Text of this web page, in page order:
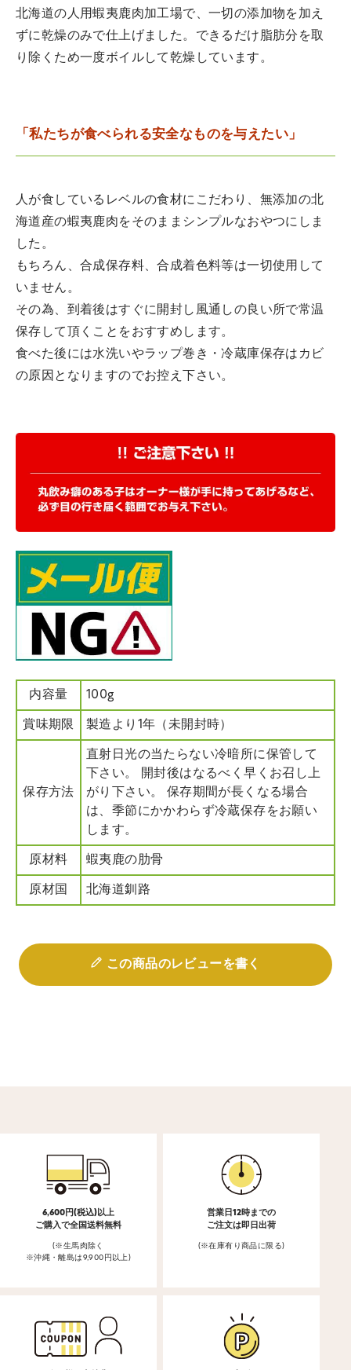
北海道の人用蝦夷鹿肉加工場で、一切の添加物を加え
ずに乾燥のみで仕上げました。できるだけ脂肪分を取
り除くため一度ボイルして乾燥しています。
「私たちが食べられる安全なものを与えたい」
人が食しているレベルの食材にこだわり、無添加の北
海道産の蝦夷鹿肉をそのままシンプルなおやつにしま
した。
もちろん、合成保存料、合成着色料等は一切使用して
いません。
その為、到着後はすぐに開封し風通しの良い所で常温
保存して頂くことをおすすめします。
食べた後には水洗いやラップ巻き・冷蔵庫保存はカビ
の原因となりますのでお控え下さい。
内容量 100g
賞味期限 製造より1年（未開封時）
保存方法
直射日光の当たらない冷暗所に保管して
下さい。 開封後はなるべく早くお召し上
がり下さい。 保存期間が長くなる場合
は、季節にかかわらず冷蔵保存をお願い
します。
原材料 蝦夷鹿の肋骨
原材国 北海道釧路
この商品のレビューを書く
6,600円(税込)以上
ご購入で全国送料無料
(※生馬肉除く
※沖縄・離島は9,900円以上)
営業日12時までの
ご注文は即日出荷
(※在庫有り商品に限る)